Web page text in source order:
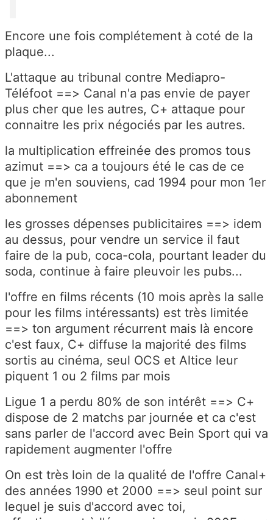
Encore une fois complétement à coté de la
plaque...
L'attaque au tribunal contre Mediapro-
Téléfoot ==> Canal n'a pas envie de payer
plus cher que les autres, C+ attaque pour
connaitre les prix négociés par les autres.
la multiplication effreinée des promos tous
azimut ==> ca a toujours été le cas de ce
que je m'en souviens, cad 1994 pour mon 1er
abonnement
les grosses dépenses publicitaires ==> idem
au dessus, pour vendre un service il faut
faire de la pub, coca-cola, pourtant leader du
soda, continue à faire pleuvoir les pubs...
l'offre en films récents (10 mois après la salle
pour les films intéressants) est très limitée
==> ton argument récurrent mais là encore
c'est faux, C+ diffuse la majorité des films
sortis au cinéma, seul OCS et Altice leur
piquent 1 ou 2 films par mois
Ligue 1 a perdu 80% de son intérêt ==> C+
dispose de 2 matchs par journée et ca c'est
sans parler de l'accord avec Bein Sport qui va
rapidement augmenter l'offre
On est très loin de la qualité de l'offre Canal+
des années 1990 et 2000 ==> seul point sur
lequel je suis d'accord avec toi,